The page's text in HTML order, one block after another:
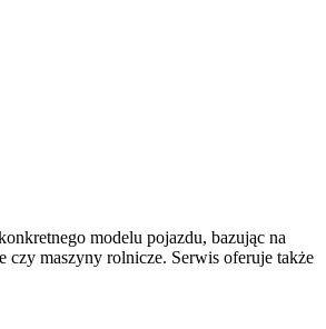
modelu pojazdu, bazując na
maszyny rolnicze. Serwis oferuje także